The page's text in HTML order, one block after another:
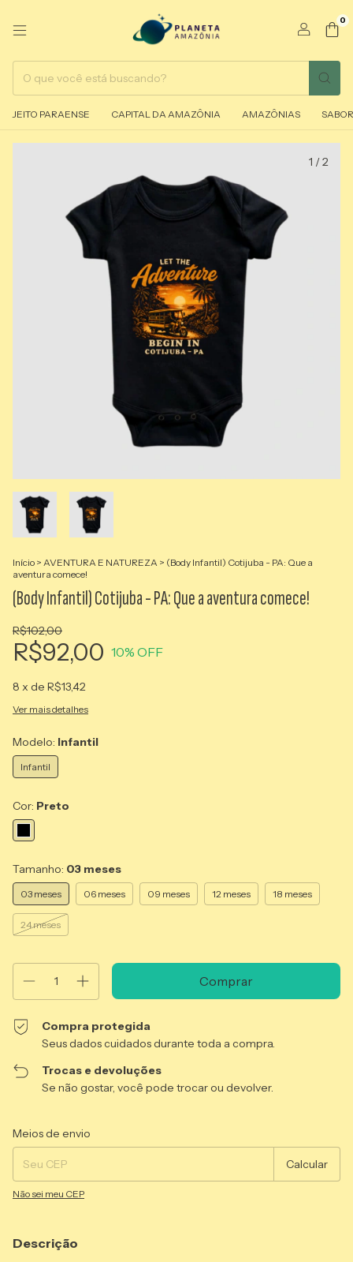
0
JEITO PARAENSE CAPITAL DA AMAZÔNIA AMAZÔNIAS
1 /2
Início > AVENTURA E NATUREZA > (Body Infantil) Cotijuba - PA: Que a
aventura comece!
(Body Infantil) Cotijuba - PA: Que a aventura comece!
R$102,00
R$92,00 10% OFF
8 x de R$13,42
Ver mais detalhes
Modelo: Infantil
Infantil
Cor: Preto
Tamanho: 03 meses
03 meses 06 meses 09 meses 12 meses 18 meses
24 meses
Compra protegida
Seus dados cuidados durante toda a compra.
Trocas e devoluções
Se não gostar, você pode trocar ou devolver.
Entregas para o CEP:
Meios de envio
Calcular
Não sei meu CEP
Descrição